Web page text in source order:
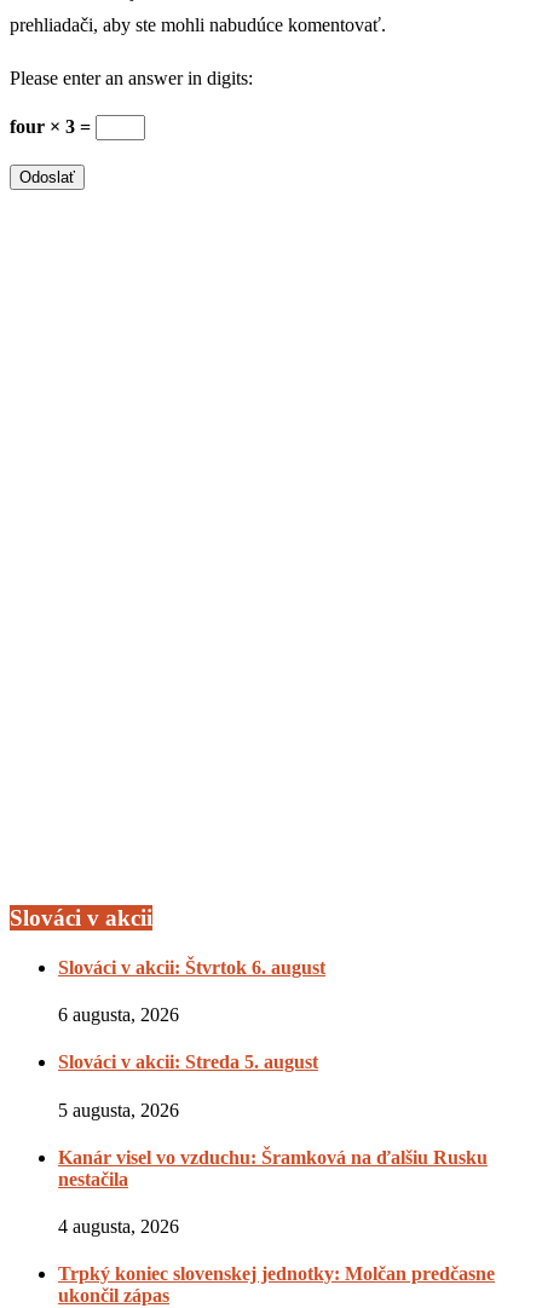
prehliadači, aby ste mohli nabudúce komentovať.
Please enter an answer in digits:
four × 3 =
Slováci v akcii
Slováci v akcii: Štvrtok 6. august
6 augusta, 2026
Slováci v akcii: Streda 5. august
5 augusta, 2026
Kanár visel vo vzduchu: Šramková na ďalšiu Rusku
nestačila
4 augusta, 2026
Trpký koniec slovenskej jednotky: Molčan predčasne
ukončil zápas